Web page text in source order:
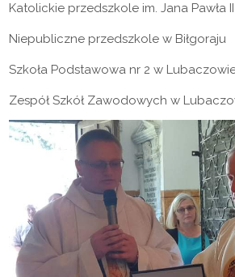
Katolickie przedszkole im. Jana Pawła
Niepubliczne przedszkole w Biłgoraju
Szkoła Podstawowa nr 2 w
Zespół Szkół Zawodowych w